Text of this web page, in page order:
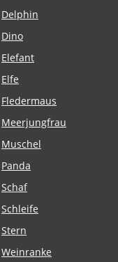
Delphin
Dino
Elefant
Elfe
Fledermaus
Meerjungfrau
Muschel
Panda
Schaf
Schleife
Stern
Weinranke